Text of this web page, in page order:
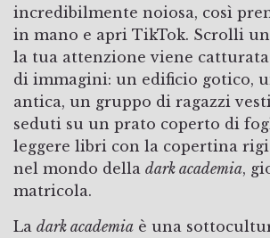
incredibilmente noiosa, così
in mano e apri TikTok. Scrolli
la tua attenzione viene
di immagini: un edificio gotico,
antica, un gruppo di ragazzi
seduti su un prato coperto di
leggere libri con la copertina
nel mondo della dark academia,
matricola.
La dark academia è una